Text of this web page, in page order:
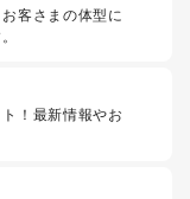
客さまの体型に
！最新情報やお